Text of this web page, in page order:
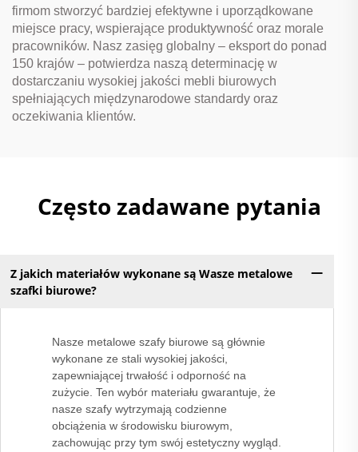
firmom stworzyć bardziej efektywne i uporządkowane
miejsce pracy, wspierające produktywność oraz morale
pracowników. Nasz zasięg globalny – eksport do ponad
150 krajów – potwierdza naszą determinację w
dostarczaniu wysokiej jakości mebli biurowych
spełniających międzynarodowe standardy oraz
oczekiwania klientów.
Często zadawane pytania
Z jakich materiałów wykonane są Wasze metalowe
szafki biurowe?
Nasze metalowe szafy biurowe są głównie
wykonane ze stali wysokiej jakości,
zapewniającej trwałość i odporność na
zużycie. Ten wybór materiału gwarantuje, że
nasze szafy wytrzymają codzienne
obciążenia w środowisku biurowym,
zachowując przy tym swój estetyczny wygląd.